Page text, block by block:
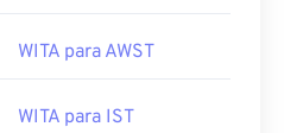
WITA para AWST
WITA para IST